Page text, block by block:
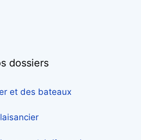
dossiers
et des bateaux